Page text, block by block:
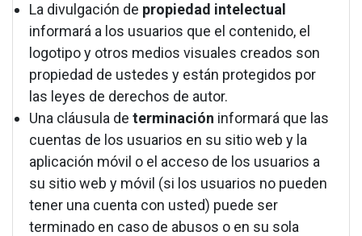
La divulgación de propiedad intelectual
informará a los usuarios que el contenido, el
logotipo y otros medios visuales creados son
propiedad de ustedes y están protegidos por
las leyes de derechos de autor.
Una cláusula de terminación informará que las
cuentas de los usuarios en su sitio web y la
aplicación móvil o el acceso de los usuarios a
su sitio web y móvil (si los usuarios no pueden
tener una cuenta con usted) puede ser
terminado en caso de abusos o en su sola